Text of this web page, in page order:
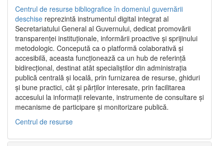
Centrul de resurse bibliografice în domeniul guvernării
deschise reprezintă instrumentul digital integrat al
Secretariatului General al Guvernului, dedicat promovării
transparenței instituționale, informării proactive și sprijinului
metodologic. Concepută ca o platformă colaborativă și
accesibilă, aceasta funcționează ca un hub de referință
bidirecțional, destinat atât specialiștilor din administrația
publică centrală și locală, prin furnizarea de resurse, ghiduri
și bune practici, cât și părților interesate, prin facilitarea
accesului la informații relevante, instrumente de consultare și
mecanisme de participare și monitorizare publică.
Centrul de resurse